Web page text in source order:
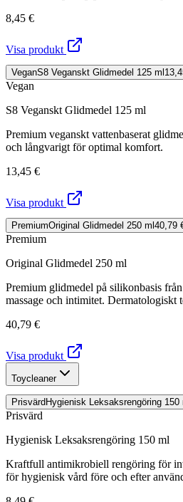
8,45 €
Visa produkt
VeganS8 Veganskt Glidmedel 125 ml
Vegan
S8 Veganskt Glidmedel 125 ml
Premium veganskt vattenbaserat
och långvarigt för optimal komfort.
13,45 €
Visa produkt
PremiumOriginal Glidmedel 250 ml 40,79
Premium
Original Glidmedel 250 ml
Premium glidmedel på silikonbasis
massage och intimitet. Dermatologiskt
40,79 €
Visa produkt
Toycleaner
Prisvärd Hygienisk Leksaksrengöring 150
Prisvärd
Hygienisk Leksaksrengöring 150 ml
Kraftfull antimikrobiell rengöring för
för hygienisk vård före och efter